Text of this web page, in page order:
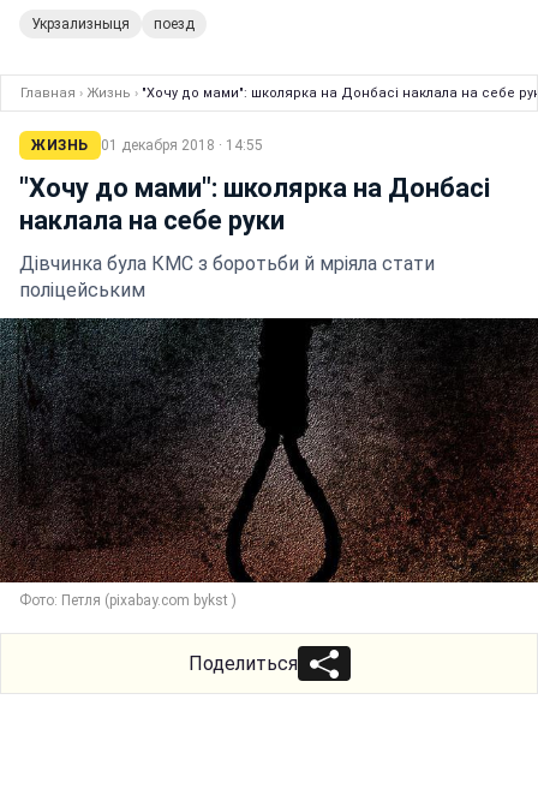
Укрзализныця поезд
Главная › Жизнь › "Хочу до мами": школярка на Донбасі наклала на себе
ЖИЗНЬ 01 декабря 2018 · 14:55
"Хочу до мами": школярка на Донбасі
наклала на себе руки
Дівчинка була КМС з боротьби й мріяла стати
поліцейським
Фото: Петля (pixabay.com bykst )
Поделиться